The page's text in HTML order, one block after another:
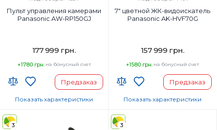
Пульт управления камерами
Panasonic AW-RP150GJ
177 999 грн.
+1780 грн. на бонусный счет
Предзаказ
Страна-производитель товара:
Страна регистрации бренда:
Показать характеристики
7" цветной ЖК-видоискатель
Panasonic AK-HVF70G
157 999 грн.
+1580 грн. на бонусный счет
Предзаказ
Страна-производитель товара:
Страна регистрации бренда:
Показать характеристики
3 3